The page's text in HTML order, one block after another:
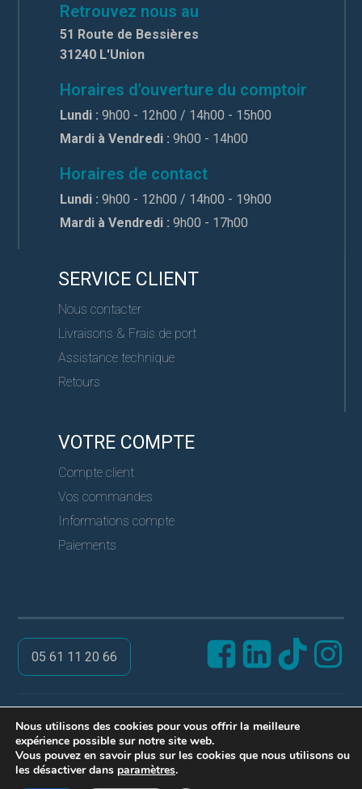
Retrouvez nous au
51 Route de Bessières
31240 L'Union
Horaires d'ouverture du comptoir
Lundi : 9h00 - 12h00 / 14h00 - 15h00
Mardi à Vendredi : 9h00 - 14h00
Horaires de contact
Lundi : 9h00 - 12h00 / 14h00 - 19h00
Mardi à Vendredi : 9h00 - 17h00
SERVICE CLIENT
Nous contacter
Livraisons & Frais de port
Assistance technique
Retours
VOTRE COMPTE
Compte client
Vos commandes
Informations compte
Paiements
05 61 11 20 66
@ PRO SERVICES CLES
Réalisation ARPEGA
Mentions légales
Nous utilisons des cookies pour vous offrir la meilleure
expérience possible sur notre site web.
Vous pouvez en savoir plus sur les cookies que nous utilisons ou
les désactiver dans paramètres.